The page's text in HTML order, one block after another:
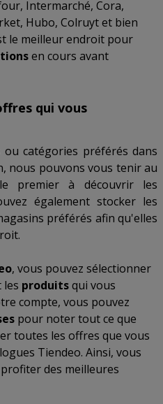
, Intermarché, Cora,
, Hubo, Colruytet bien
le meilleur endroit pour
en cours avant
qui vous
ou catégories préférés dans
nous pouvons vous tenir au
premier à découvrir les
également stocker les
préférés afin qu'elles
, vous pouvez sélectionner
les produitsqui vous
compte, vous pouvez
pour noter tout ce que
toutes les offres que vous
Tiendeo. Ainsi, vous
des meilleures